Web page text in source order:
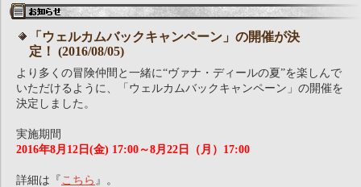
「ウェルカムバックキャンペーン」の開催が決
定！ (2016/08/05)
より多くの冒険仲間と一緒に“ヴァナ・ディールの夏”を楽しんで
いただけるように、「ウェルカムバックキャンペーン」の開催を
決定しました。
実施期間
2016年8月12日(金) 17:00～8月22日（月）17:00
詳細は『 こちら 』。